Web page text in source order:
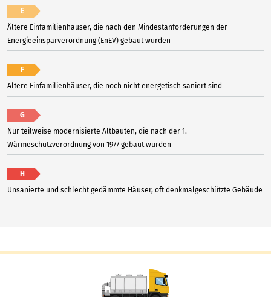
E
Ältere Einfamilienhäuser, die nach den Mindestanforderungen der
Energieeinsparverordnung (EnEV) gebaut wurden
F
Ältere Einfamilienhäuser, die noch nicht energetisch saniert sind
G
Nur teilweise modernisierte Altbauten, die nach der 1.
Wärmeschutzverordnung von 1977 gebaut wurden
H
Unsanierte und schlecht gedämmte Häuser, oft denkmalgeschützte Gebäude